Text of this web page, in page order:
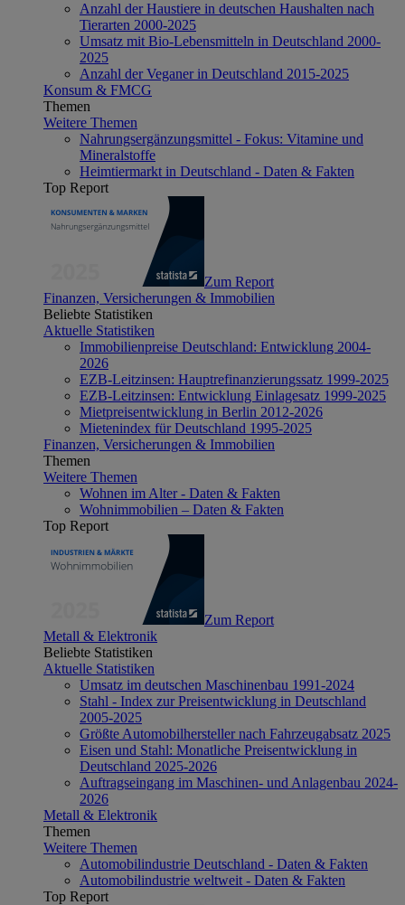
Anzahl der Haustiere in deutschen Haushalten nach
Tierarten 2000-2025
Umsatz mit Bio-Lebensmitteln in Deutschland 2000-
2025
Anzahl der Veganer in Deutschland 2015-2025
Konsum & FMCG
Themen
Weitere Themen
Nahrungsergänzungsmittel - Fokus: Vitamine und
Mineralstoffe
Heimtiermarkt in Deutschland - Daten & Fakten
Top Report
Zum Report
Finanzen, Versicherungen & Immobilien
Beliebte Statistiken
Aktuelle Statistiken
Immobilienpreise Deutschland: Entwicklung 2004-
2026
EZB-Leitzinsen: Hauptrefinanzierungssatz 1999-2025
EZB-Leitzinsen: Entwicklung Einlagesatz 1999-2025
Mietpreisentwicklung in Berlin 2012-2026
Mietenindex für Deutschland 1995-2025
Finanzen, Versicherungen & Immobilien
Themen
Weitere Themen
Wohnen im Alter - Daten & Fakten
Wohnimmobilien – Daten & Fakten
Top Report
Zum Report
Metall & Elektronik
Beliebte Statistiken
Aktuelle Statistiken
Umsatz im deutschen Maschinenbau 1991-2024
Stahl - Index zur Preisentwicklung in Deutschland
2005-2025
Größte Automobilhersteller nach Fahrzeugabsatz 2025
Eisen und Stahl: Monatliche Preisentwicklung in
Deutschland 2025-2026
Auftragseingang im Maschinen- und Anlagenbau 2024-
2026
Metall & Elektronik
Themen
Weitere Themen
Automobilindustrie Deutschland - Daten & Fakten
Automobilindustrie weltweit - Daten & Fakten
Top Report